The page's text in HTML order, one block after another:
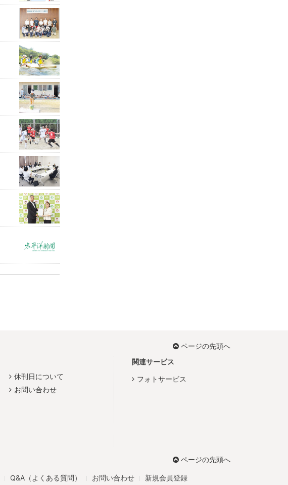
ページの先頭へ
休刊日について
お問い合わせ
関連サービス
フォトサービス
ページの先頭へ
Q&A（よくある質問） お問い合わせ 新規会員登録